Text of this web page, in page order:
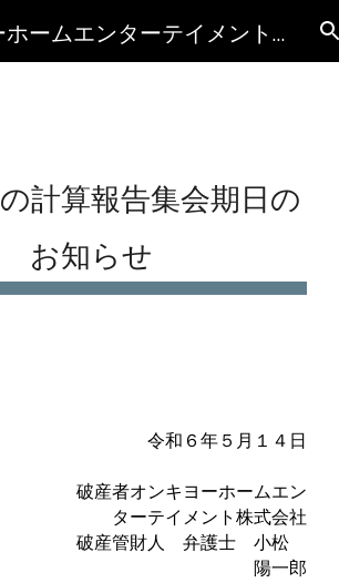
Skip to navigation
オンキヨーホームエンターテイメント(株)破産管財人HP
計算報告集会期日の
お知らせ
令和６年５月１ ４ 日
破産者オンキヨーホームエン
ターテイメント株式会社
破産管財人 弁護士 小松
陽一郎